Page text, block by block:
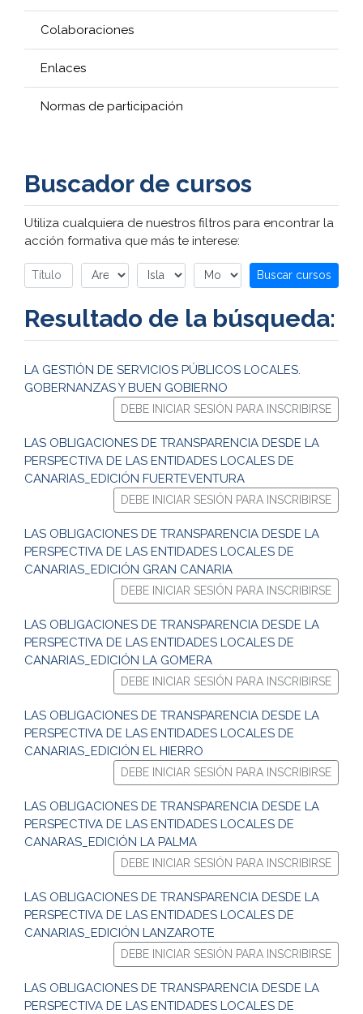
Colaboraciones
Enlaces
Normas de participación
Buscador de cursos
Utiliza cualquiera de nuestros filtros para encontrar la
acción formativa que más te interese:
Buscar cursos
Resultado de la búsqueda:
LA GESTIÓN DE SERVICIOS PÚBLICOS LOCALES.
GOBERNANZAS Y BUEN GOBIERNO
DEBE INICIAR SESIÓN PARA INSCRIBIRSE
LAS OBLIGACIONES DE TRANSPARENCIA DESDE LA
PERSPECTIVA DE LAS ENTIDADES LOCALES DE
CANARIAS_EDICIÓN FUERTEVENTURA
DEBE INICIAR SESIÓN PARA INSCRIBIRSE
LAS OBLIGACIONES DE TRANSPARENCIA DESDE LA
PERSPECTIVA DE LAS ENTIDADES LOCALES DE
CANARIAS_EDICIÓN GRAN CANARIA
DEBE INICIAR SESIÓN PARA INSCRIBIRSE
LAS OBLIGACIONES DE TRANSPARENCIA DESDE LA
PERSPECTIVA DE LAS ENTIDADES LOCALES DE
CANARIAS_EDICIÓN LA GOMERA
DEBE INICIAR SESIÓN PARA INSCRIBIRSE
LAS OBLIGACIONES DE TRANSPARENCIA DESDE LA
PERSPECTIVA DE LAS ENTIDADES LOCALES DE
CANARIAS_EDICIÓN EL HIERRO
DEBE INICIAR SESIÓN PARA INSCRIBIRSE
LAS OBLIGACIONES DE TRANSPARENCIA DESDE LA
PERSPECTIVA DE LAS ENTIDADES LOCALES DE
CANARAS_EDICIÓN LA PALMA
DEBE INICIAR SESIÓN PARA INSCRIBIRSE
LAS OBLIGACIONES DE TRANSPARENCIA DESDE LA
PERSPECTIVA DE LAS ENTIDADES LOCALES DE
CANARIAS_EDICIÓN LANZAROTE
DEBE INICIAR SESIÓN PARA INSCRIBIRSE
LAS OBLIGACIONES DE TRANSPARENCIA DESDE LA
PERSPECTIVA DE LAS ENTIDADES LOCALES DE